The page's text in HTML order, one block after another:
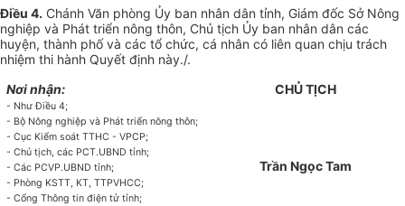
Điều 4. Chánh Văn phòng Ủy ban nhân dân tỉnh, Giám đốc Sở Nông
nghiệp và Phát triển nông thôn, Chủ tịch Ủy ban nhân dân các
huyện, thành phố và các tổ chức, cá nhân có liên quan chịu trách
nhiệm thi hành Quyết định này./.
Nơi nhận:
- Như Điều 4;
- Bộ Nông nghiệp và Phát triển nông thôn;
- Cục Kiểm soát TTHC - VPCP;
- Chủ tịch, các PCT.UBND tỉnh;
- Các PCVP.UBND tỉnh;
- Phòng KSTT, KT, TTPVHCC;
- Cổng Thông tin điện tử tỉnh;
CHỦ TỊCH
Trần Ngọc Tam